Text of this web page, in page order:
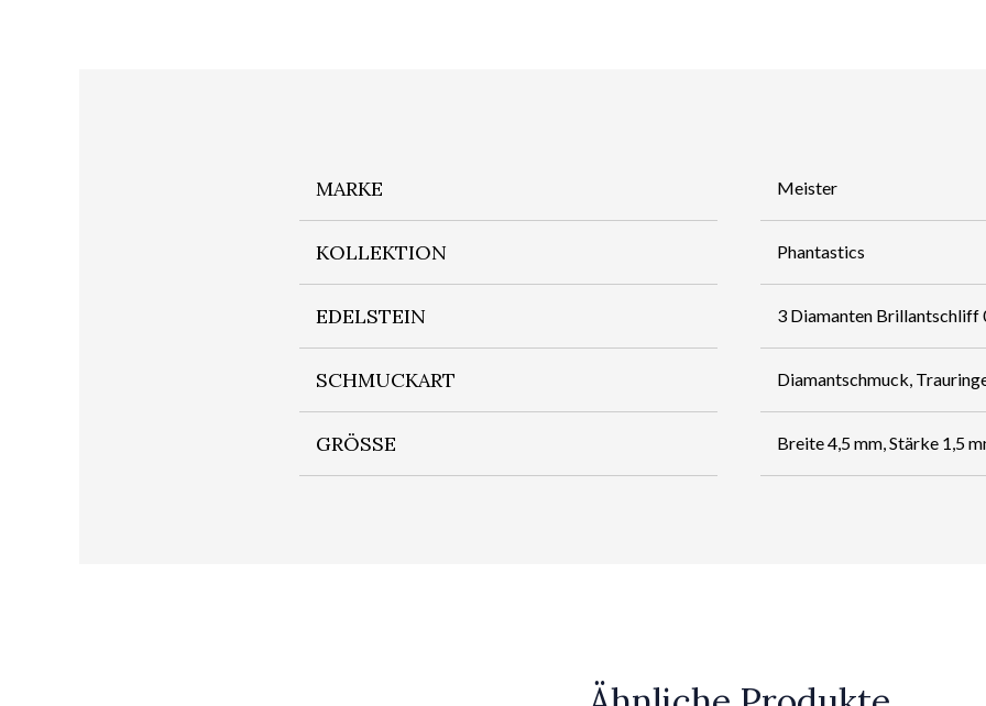
MARKE Meister
KOLLEKTION Phantastics
EDELSTEIN 3 Diamanten Brillantschliff
SCHMUCKART Diamantschmuck,
GRÖSSE Breite 4,5 mm, Stärke 1,5